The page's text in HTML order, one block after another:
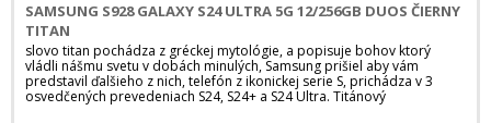
SAMSUNG S928 GALAXY S24 ULTRA 5G 12/256GB DUOS ČIERNY
TITAN
slovo titan pochádza z gréckej mytológie, a popisuje bohov ktorý
vládli nášmu svetu v dobách minulých, Samsung prišiel aby vám
predstavil ďalšieho z nich, telefón z ikonickej serie S, prichádza v 3
osvedčených prevedeniach S24, S24+ a S24 Ultra. Titánový